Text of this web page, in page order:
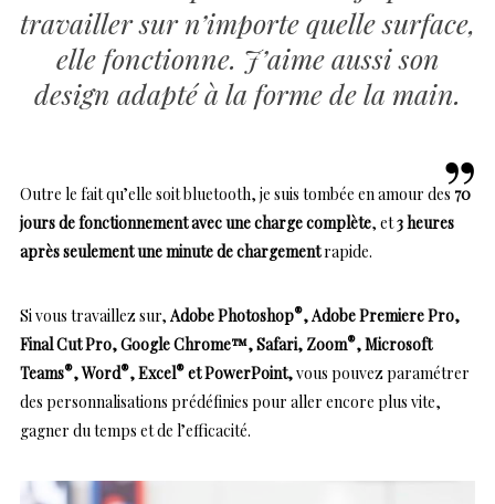
travailler sur n’importe quelle surface,
elle fonctionne. J’aime aussi son
design adapté à la forme de la main.
Outre le fait qu’elle soit bluetooth, je suis tombée en amour des 70
jours de fonctionnement avec une charge complète, et3 heures
après seulement une minute de chargementrapide.
Si vous travaillez sur, Adobe Photoshop®, Adobe Premiere Pro,
Final Cut Pro, Google Chrome™, Safari, Zoom®, Microsoft
Teams®, Word®, Excel® et PowerPoint,vous pouvez paramétrer
des personnalisations prédéfinies pour aller encore plus vite,
gagner du temps et de l’efficacité.